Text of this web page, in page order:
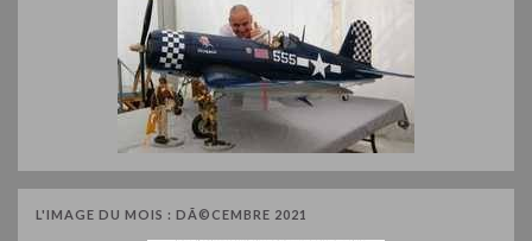
L'IMAGE DU MOIS : DÃ©CEMBRE 2021